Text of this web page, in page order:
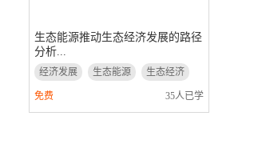
生态能源推动生态经济发展的路径
分析...
经济发展 生态能源 生态经济
免费 35人已学